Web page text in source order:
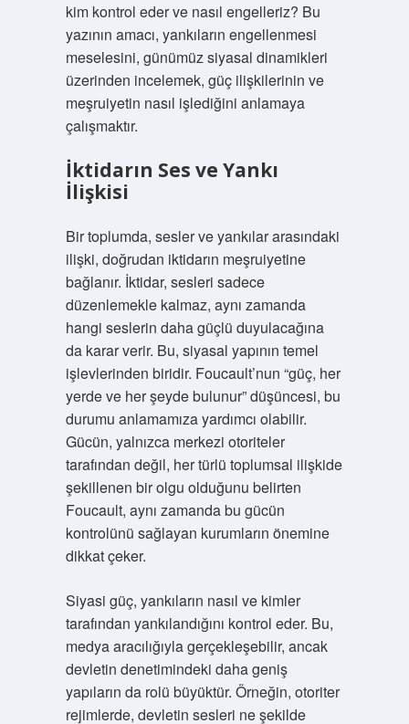
kim kontrol eder ve nasıl engelleriz? Bu
yazının amacı, yankıların engellenmesi
meselesini, günümüz siyasal dinamikleri
üzerinden incelemek, güç ilişkilerinin ve
meşruiyetin nasıl işlediğini anlamaya
çalışmaktır.
İktidarın Ses ve Yankı
İlişkisi
Bir toplumda, sesler ve yankılar arasındaki
ilişki, doğrudan iktidarın meşruiyetine
bağlanır. İktidar, sesleri sadece
düzenlemekle kalmaz, aynı zamanda
hangi seslerin daha güçlü duyulacağına
da karar verir. Bu, siyasal yapının temel
işlevlerinden biridir. Foucault’nun “güç, her
yerde ve her şeyde bulunur” düşüncesi, bu
durumu anlamamıza yardımcı olabilir.
Gücün, yalnızca merkezi otoriteler
tarafından değil, her türlü toplumsal ilişkide
şekillenen bir olgu olduğunu belirten
Foucault, aynı zamanda bu gücün
kontrolünü sağlayan kurumların önemine
dikkat çeker.
Siyasi güç, yankıların nasıl ve kimler
tarafından yankılandığını kontrol eder. Bu,
medya aracılığıyla gerçekleşebilir, ancak
devletin denetimindeki daha geniş
yapıların da rolü büyüktür. Örneğin, otoriter
rejimlerde, devletin sesleri ne şekilde